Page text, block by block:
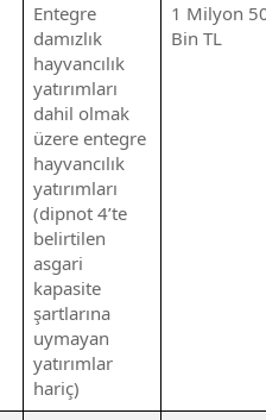
Entegre
damızlık
hayvancılık
yatırımları
dahil olmak
üzere entegre
hayvancılık
yatırımları
(dipnot 4’te
belirtilen
asgari
kapasite
şartlarına
uymayan
yatırımlar
hariç)
1 Milyon
Bin TL